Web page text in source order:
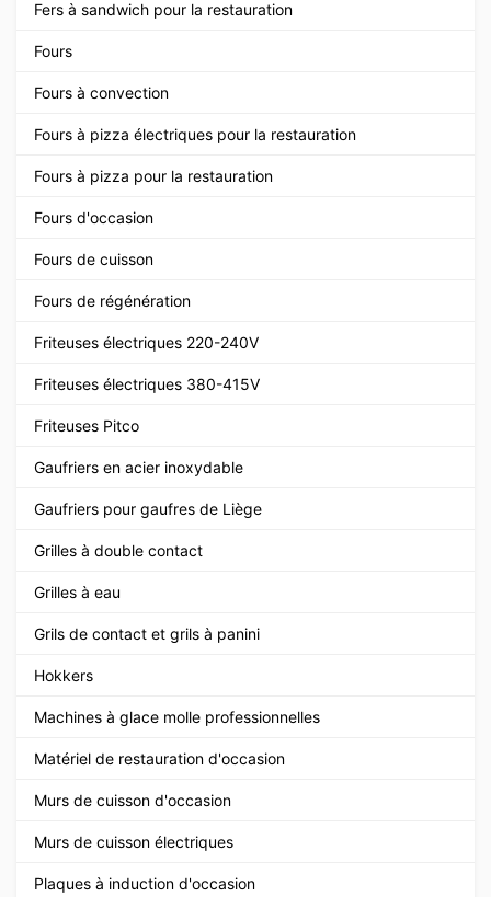
Fers à sandwich pour la restauration
Fours
Fours à convection
Fours à pizza électriques pour la restauration
Fours à pizza pour la restauration
Fours d'occasion
Fours de cuisson
Fours de régénération
Friteuses électriques 220-240V
Friteuses électriques 380-415V
Friteuses Pitco
Gaufriers en acier inoxydable
Gaufriers pour gaufres de Liège
Grilles à double contact
Grilles à eau
Grils de contact et grils à panini
Hokkers
Machines à glace molle professionnelles
Matériel de restauration d'occasion
Murs de cuisson d'occasion
Murs de cuisson électriques
Plaques à induction d'occasion